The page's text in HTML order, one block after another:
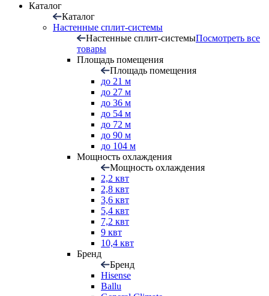
Каталог
Каталог
Настенные сплит-системы
Настенные сплит-системыПосмотреть все
товары
Площадь помещения
Площадь помещения
до 21 м
до 27 м
до 36 м
до 54 м
до 72 м
до 90 м
до 104 м
Мощность охлаждения
Мощность охлаждения
2,2 квт
2,8 квт
3,6 квт
5,4 квт
7,2 квт
9 квт
10,4 квт
Бренд
Бренд
Hisense
Ballu